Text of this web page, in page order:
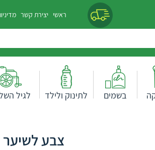
ראשי יצירת קשר
בשמים לתינוק ולילד לגיל
צבע לשיער